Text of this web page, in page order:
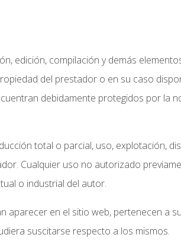
edición, compilación y demás
del prestador o en su caso
debidamente protegidos por la
total o parcial, uso, explotación,
Cualquier uso no autorizado
o industrial del autor.
aparecer en el sitio web, pertenecen a
suscitarse respecto a los mismos.